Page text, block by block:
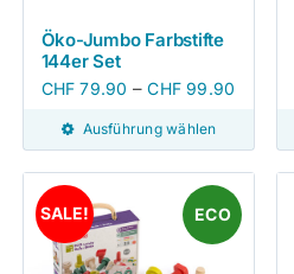
Öko-Jumbo Farbstifte
144er Set
CHF 79.90 –CHF99.90
Ausführung wählen
SALE! ECO